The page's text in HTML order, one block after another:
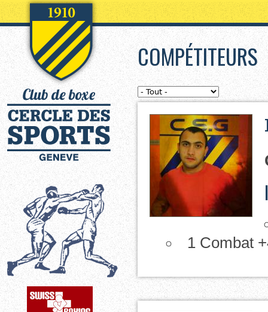
Aller directement à la navigation
COMPÉTITEURS
1 Combat